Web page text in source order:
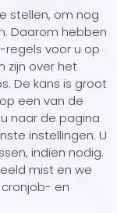
stellen, om nog
Daarom hebben
voor u op
zijn over het
De kans is groot
een van de
naar de pagina
instellingen. U
indien nodig.
mist en we
en